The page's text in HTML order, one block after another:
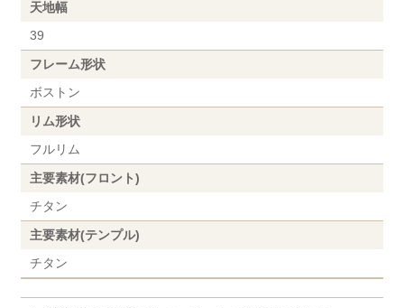
天地幅
39
フレーム形状
ボストン
リム形状
フルリム
主要素材(フロント)
チタン
主要素材(テンプル)
チタン